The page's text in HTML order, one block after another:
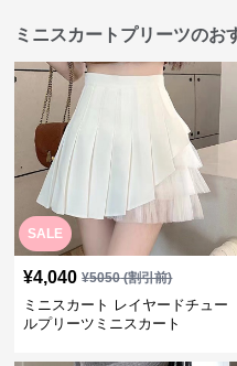
ミニスカートプリーツのお
SALE
¥4,040 ¥5050(割引前)
ミニスカート レイヤードチュー
ルプリーツミニスカート